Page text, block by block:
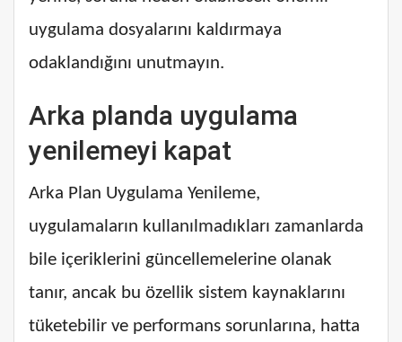
uygulama dosyalarını kaldırmaya
odaklandığını unutmayın.
Arka planda uygulama
yenilemeyi kapat
Arka Plan Uygulama Yenileme,
uygulamaların kullanılmadıkları zamanlarda
bile içeriklerini güncellemelerine olanak
tanır, ancak bu özellik sistem kaynaklarını
tüketebilir ve performans sorunlarına, hatta